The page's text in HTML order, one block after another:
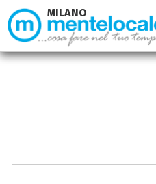
MILANO